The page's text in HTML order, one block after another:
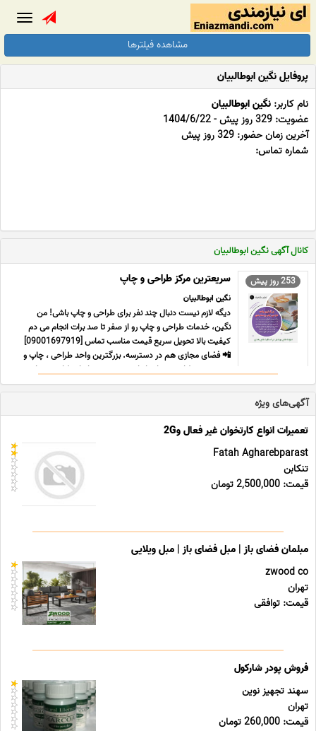
مشاهده فیلترها
پروفایل نگین ابوطالبیان
نام کاربر: نگین ابوطالبیان
عضویت: 329 روز پیش - 1404/6/22
آخرین زمان حضور: 329 روز پیش
شماره تماس:
کانال آگهی نگین ابوطالبیان
253 روز پیش سریعترین مرکز طراحی و چاپ
نگین ابوطالبیان
دیگه لازم نیست دنبال چند نفر برای طراحی و چاپ باشی! من
نگین، خدمات طراحی و چاپ رو از صفر تا صد برات انجام می دم
کیفیت بالا تحویل سریع قیمت مناسب تماس [09001697919]
📲 فضای مجازی هم در دسترسه. بزرگترین واحد طراحی ، چاپ و
بسته بندی طراحی و چاپ انواع جعبه در هر ابعاد طراحی و چاپ
لیبل ... ...
آگهی‌های ویژه
تعمیرات انواع کارتخوان غیر فعال و2G
Fatah Agharebparast
تنکابن
قیمت: 2,500,000 تومان
مبلمان فضای باز | مبل فضای باز | مبل ویلایی
zwood co
تهران
قیمت: توافقی
فروش پودر شارکول
سهند تجهیز نوین
تهران
قیمت: 260,000 تومان